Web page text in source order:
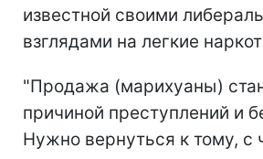
известной своими
взглядами на легкие
"Продажа (марихуаны)
причиной преступлений и
Нужно вернуться к тому, с